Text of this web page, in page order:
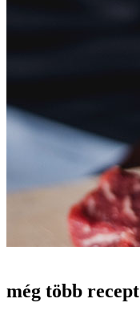
még több recept